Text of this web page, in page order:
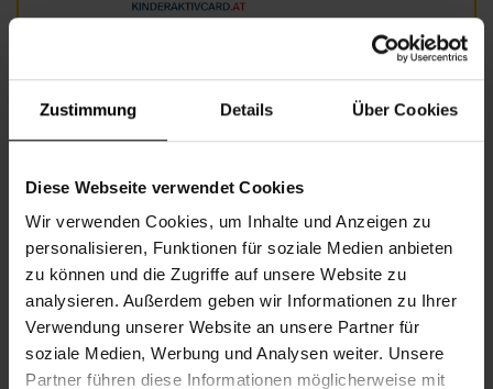
Zustimmung Details Über Cookies
Diese Webseite verwendet Cookies
Wir verwenden Cookies, um Inhalte und Anzeigen zu
personalisieren, Funktionen für soziale Medien anbieten
zu können und die Zugriffe auf unsere Website zu
analysieren. Außerdem geben wir Informationen zu Ihrer
Verwendung unserer Website an unsere Partner für
soziale Medien, Werbung und Analysen weiter. Unsere
Partner führen diese Informationen möglicherweise mit
Informationen zur Veranstaltung
Beginn Dienstag, 09.06.2026,
17.30
Unkostenbeitrag
Veranstalter Nachbarschaftszentrum 07